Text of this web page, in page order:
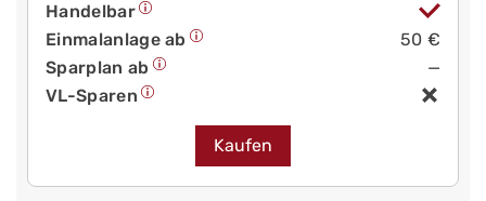
Handelbar
Einmalanlage ab
50 €
Sparplan ab
—
VL-Sparen
Kaufen